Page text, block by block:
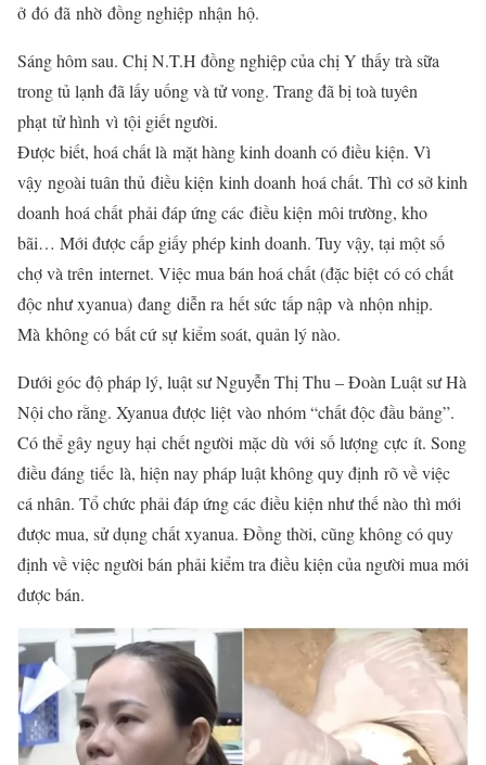
ở đó đã nhờ đồng nghiệp nhận hộ.
Sáng hôm sau. Chị N.T.H đồng nghiệp của chị Y thấy trà sữa
trong tủ lạnh đã lấy uống và tử vong. Trang đã bị toà tuyên
phạt tử hình vì tội giết người.
Được biết, hoá chất là mặt hàngkinh doanh có điều kiện. Vì
vậy ngoài tuân thủ điều kiện kinh doanh hoá chất. Thì cơ sở kinh
doanh hoá chấtphải đáp ứng các điều kiện môi trường, kho
bãi… Mới được cấp giấy phépkinh doanh. Tuy vậy, tại một số
chợ và trên internet. Việc mua bán hoá chất (đặc biệtcó có chất
độc như xyanua) đang diễn ra hết sức tấp nập và nhộn nhịp.
Mà không có bất cứ sựkiểm soát, quản lý nào.
Dưới góc độ pháp lý, luật sư Nguyễn Thị Thu – Đoàn Luật sư Hà
Nội cho rằng. Xyanua đượcliệtvào nhóm“chất độc đầu bảng”.
Có thể gâynguy hại chết người mặc dù với số lượng cực ít. Song
điều đáng tiếc là, hiện nay pháp luật không quy định rõvề việc
cá nhân. Tổ chức phải đáp ứng các điều kiện như thế nào thì mới
được mua, sử dụng chất xyanua. Đồng thời, cũng không có quy
định về việc người bán phải kiểm tra điều kiện của người mua mới
được bán.